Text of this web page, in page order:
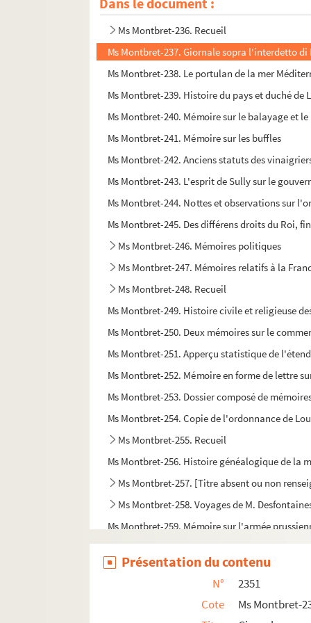
Ms Montbret-235. Essais historiques et
Ms Montbret-236. Recueil
Ms Montbret-237. Giornale sopra l'interdetto di
Ms Montbret-238. Le portulan de la mer
Ms Montbret-239. Histoire du pays et duché
Ms Montbret-240. Mémoire sur le balayage et
Ms Montbret-241. Mémoire sur les buffles
Ms Montbret-242. Anciens statuts des
Ms Montbret-243. L'esprit de Sully sur le
Ms Montbret-244. Nottes et observations sur
Ms Montbret-245. Des différens droits du Roi,
Ms Montbret-246. Mémoires politiques
Ms Montbret-247. Mémoires relatifs à la
Ms Montbret-248. Recueil
Ms Montbret-249. Histoire civile et religieuse
Ms Montbret-250. Deux mémoires sur le
Ms Montbret-251. Apperçu statistique de
Ms Montbret-252. Mémoire en forme de lettre
Ms Montbret-253. Dossier composé de
Ms Montbret-254. Copie de l'ordonnance de
Ms Montbret-255. Recueil
Ms Montbret-256. Histoire généalogique de la
Ms Montbret-257. [Titre absent ou non
Ms Montbret-258. Voyages de M.
Ms Montbret-259. Mémoire sur l'armée
Ms Montbret-260. Tarif des droits que le Roi
Ms Montbret-261. Répertoire mérovingien,
Ms Montbret-262. Cointinn idir Thâdhg mac
Ms Montbret-263. Dissertazione nella quale,
Présentation du contenu
N°
2351
Cote
Ms Montbret-